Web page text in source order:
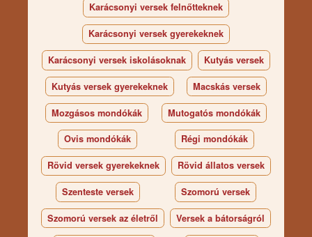
Karácsonyi versek felnőtteknek
Karácsonyi versek gyerekeknek
Karácsonyi versek iskolásoknak Kutyás versek
Kutyás versek gyerekeknek Macskás versek
Mozgásos mondókák Mutogatós mondókák
Ovis mondókák Régi mondókák
Rövid versek gyerekeknek Rövid állatos versek
Szenteste versek Szomorú versek
Szomorú versek az életről Versek a bátorságról